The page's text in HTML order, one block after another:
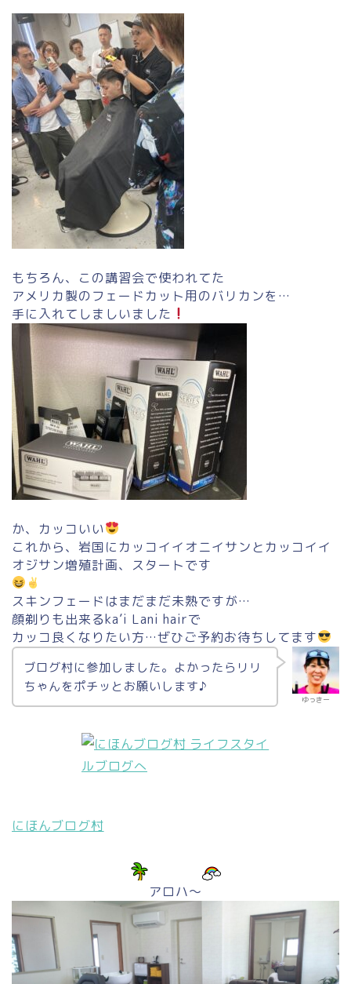
もちろん、この講習会で使われてた
アメリカ製のフェードカット用のバリカンを…
手に入れてしましいました
か、カッコいい
これから、岩国にカッコイイオニイサンとカッコイイ
オジサン増殖計画、スタートです
スキンフェードはまだまだ未熟ですが…
顔剃りも出来るka’i Lani hairで
カッコ良くなりたい方…ぜひご予約お待ちしてます
ゆっきー
ブログ村に参加しました。よかったらリリ
ちゃんをポチッとお願いします♪
にほんブログ村
アロハ～